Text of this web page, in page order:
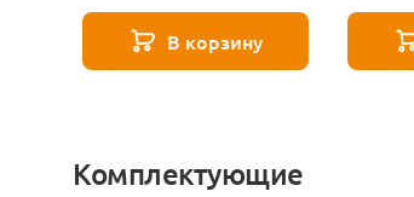
В корзину
Комплектующие